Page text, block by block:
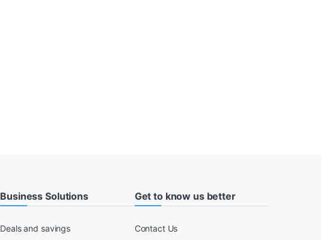
Business Solutions
Deals and savings
Get to know us better
Contact Us